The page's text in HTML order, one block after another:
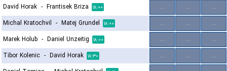
David Horak - Frantisek Briza ۱۸:۰۰ ... ...
...
Michal Kratochvil - Matej Grundel ۱۸:۰۰ ... ...
...
Marek Holub - Daniel Unzeitig ۱۸:۰۰ ... ...
...
Tibor Kolenic - David Horak ۱۸:۳۰ ... ...
...